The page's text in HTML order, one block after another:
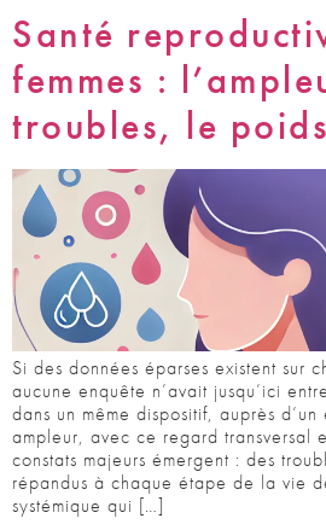
Santé
femmes :
troubles, le
Si des données éparses existent sur
aucune enquête n’avait jusqu’ici
dans un même dispositif, auprès
ampleur, avec ce regard transversal
constats majeurs émergent : des
répandus à chaque étape de la vie
systémique qui […]